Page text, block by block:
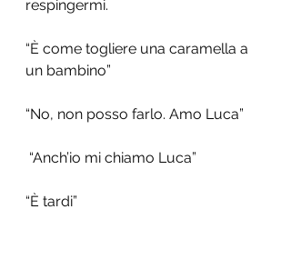
respingermi.
“È come togliere una caramella a
un bambino”
“No, non posso farlo. Amo Luca”
“Anch’io mi chiamo Luca”
“È tardi”